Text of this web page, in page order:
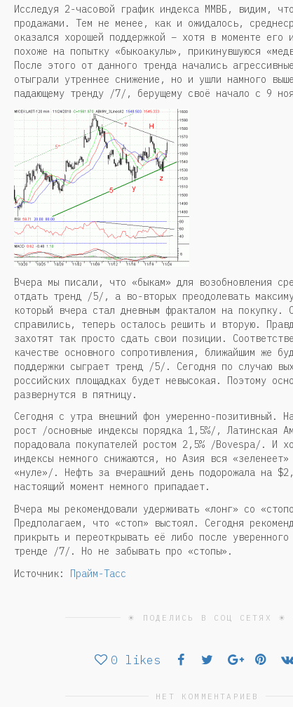
Исследуя 2-часовой график индекса ММВБ, видим,
продажами. Тем не менее, как и ожидалось,
оказался хорошей поддержкой – хотя в моменте
похоже на попытку «быкоакулы», прикинувшуюся
После этого от данного тренда начались
отыграли утреннее снижение, но и ушли намного
падающему тренду /7/, берущему своё начало с 9
Вчера мы писали, что «быкам» для возобновления
отдать тренд /5/, а во-вторых преодолевать
который вчера стал дневным фракталом на покупку.
справились, теперь осталось решить и вторую.
захотят так просто сдать свои позиции.
качестве основного сопротивления, ближайшим же
поддержки сыграет тренд /5/. Сегодня по случаю
российских площадках будет невысокая. Поэтому
развернутся в пятницу.
Сегодня с утра внешний фон умеренно-позитивный.
рост /основные индексы порядка 1,5%/, Латинская
порадовала покупателей ростом 2,5% /Bovespa/. И
индексы немного снижаются, но Азия вся
«нуле»/. Нефть за вчерашний день подорожала
настоящий момент немного припадает.
Вчера мы рекомендовали удерживать «лонг» со
Предполагаем, что «стоп» выстоял. Сегодня
прикрыть и переоткрывать её либо после
тренде /7/. Но не забывать про «стопы».
Источник: Прайм-Тасс
☀ ПОДЕЛИСЬ В СОЦ СЕТЯХ ☀
0 likes
НЕТ КОММЕНТАРИЕВ